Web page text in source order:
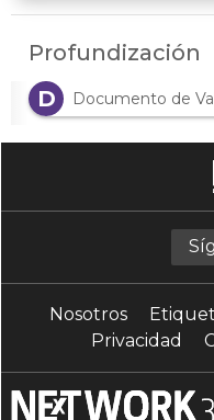
Profundización
D
Documento de
Nosotros
Privacidad